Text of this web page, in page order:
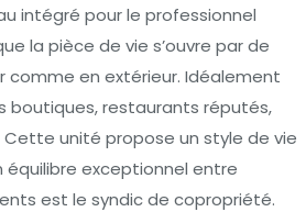
intégré pour le professionnel
la pièce de vie s’ouvre par de
comme en extérieur. Idéalement
boutiques, restaurants réputés,
unité propose un style de vie
exceptionnel entre
est le syndic de copropriété.